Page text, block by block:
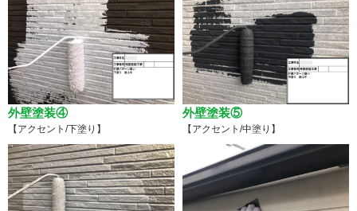
外壁塗装④
【アクセント/下塗り】
外壁塗装⑤
【アクセント/中塗り】